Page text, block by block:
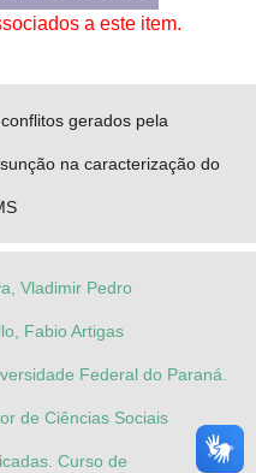
a este item.
gerados pela
na caracterização do
Vladimir Pedro
Fabio Artigas
Federal do Paraná.
de Ciências Sociais
Curso de